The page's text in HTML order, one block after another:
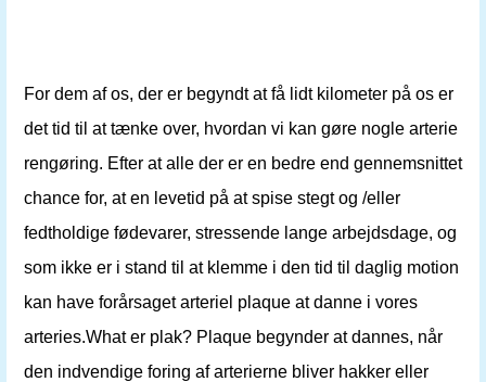
For dem af os, der er begyndt at få lidt kilometer på os er
det tid til at tænke over, hvordan vi kan gøre nogle arterie
rengøring. Efter at alle der er en bedre end gennemsnittet
chance for, at en levetid på at spise stegt og /eller
fedtholdige fødevarer, stressende lange arbejdsdage, og
som ikke er i stand til at klemme i den tid til daglig motion
kan have forårsaget arteriel plaque at danne i vores
arteries.What er plak? Plaque begynder at dannes, når
den indvendige foring af arterierne bliver hakker eller